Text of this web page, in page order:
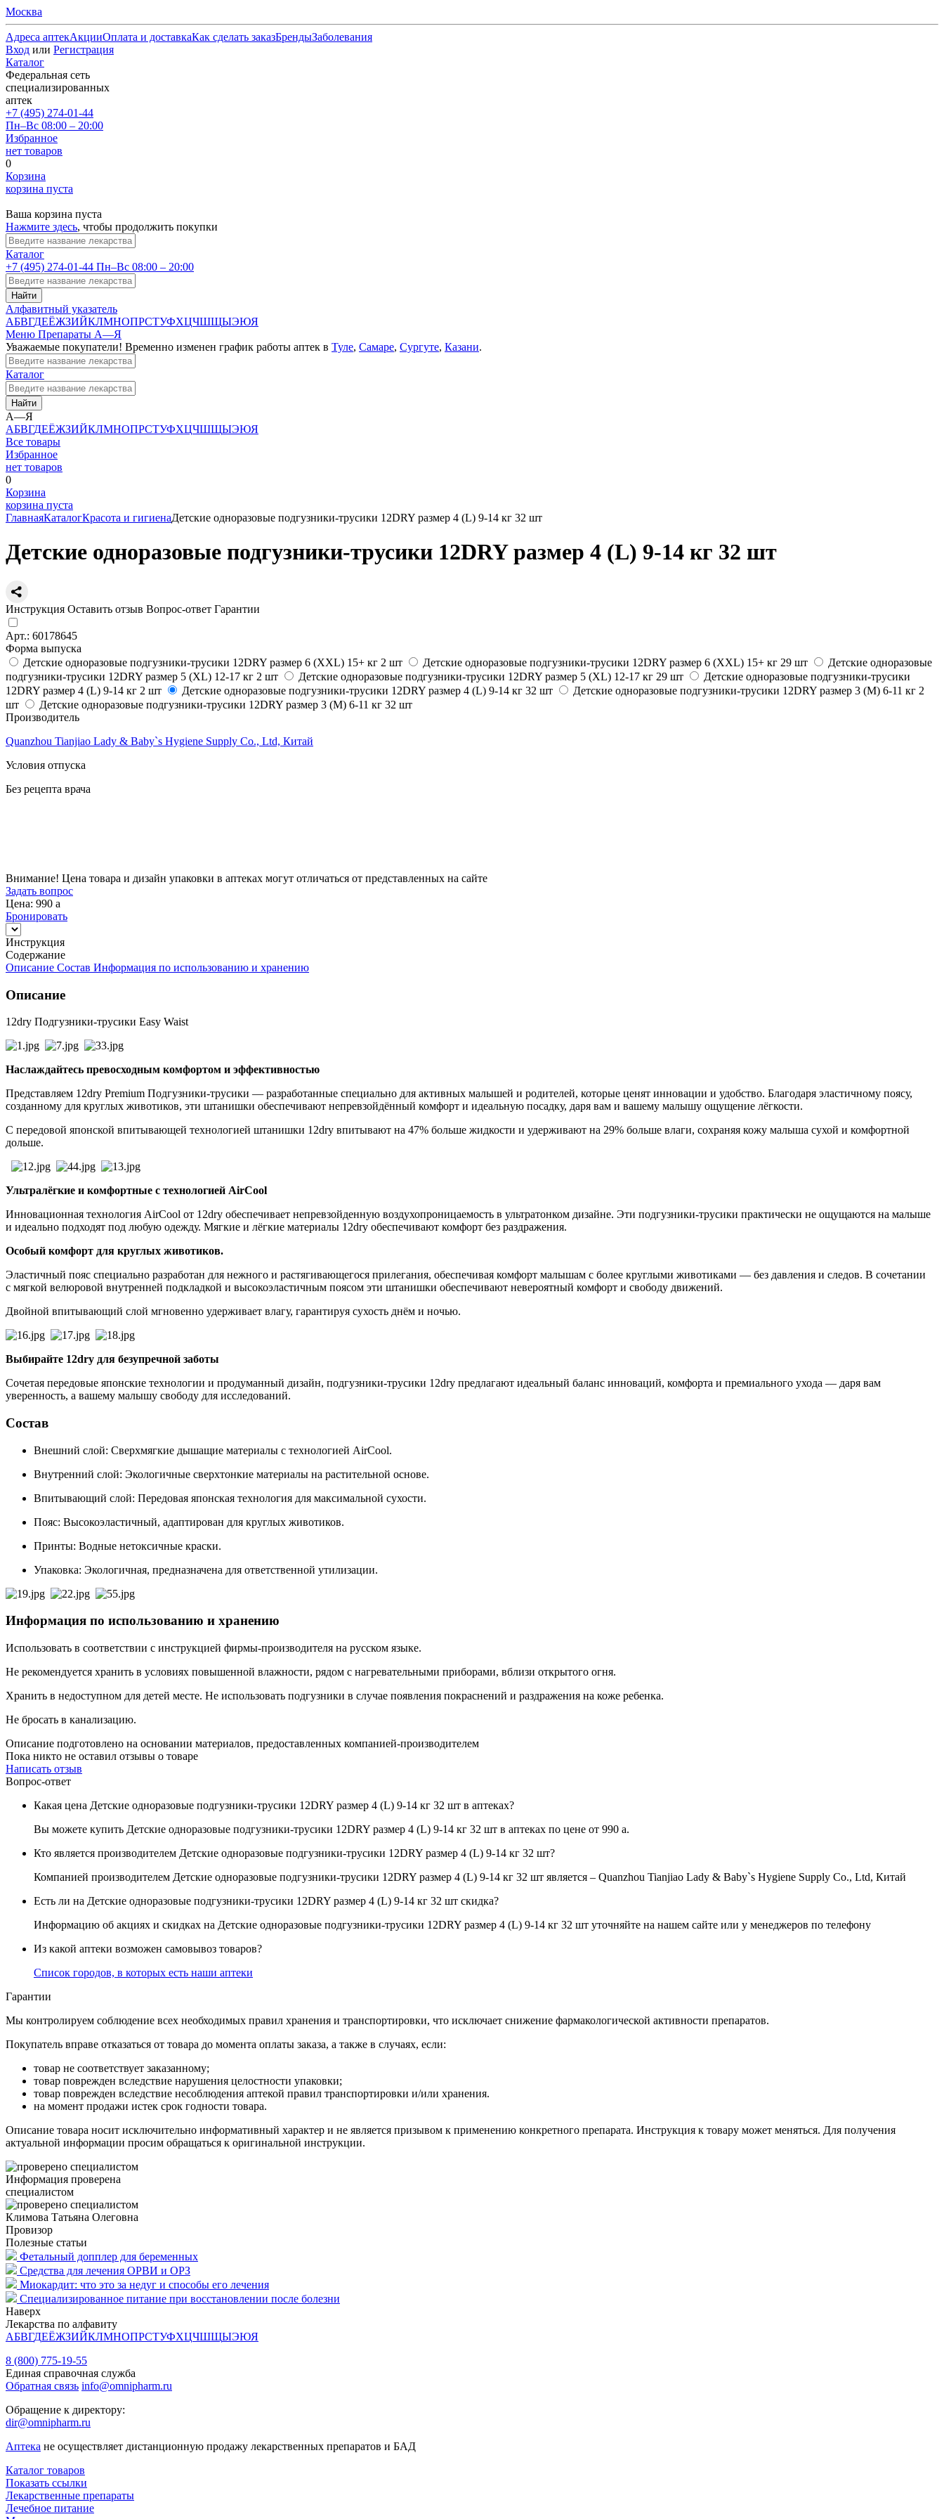
Москва
Адреса аптекАкцииОплата и доставкаКак сделать заказБрендыЗаболевания
Вход или Регистрация
Каталог
Федеральная сеть
специализированных
аптек
+7 (495) 274-01-44
Пн–Вс 08:00 – 20:00
Избранное
нет товаров
0
Корзина
корзина пуста
Ваша корзина пуста
Нажмите здесь, чтобы продолжить покупки
Каталог
+7 (495) 274-01-44 Пн–Вс 08:00 – 20:00
Найти
Алфавитный указатель
АБВГДЕЁЖЗИЙКЛМНОПРСТУФХЦЧШЩЫЭЮЯ
Меню Препараты А—Я
Уважаемые покупатели! Временно изменен график работы аптек в Туле, Самаре, Сургуте, Казани.
Каталог
Найти
А—Я
АБВГДЕЁЖЗИЙКЛМНОПРСТУФХЦЧШЩЫЭЮЯ
Все товары
Избранное
нет товаров
0
Корзина
корзина пуста
ГлавнаяКаталогКрасота и гигиенаДетские одноразовые подгузники-трусики 12DRY размер 4 (L) 9-14 кг 32 шт
Детские одноразовые подгузники-трусики 12DRY размер 4 (L) 9-14 кг 32 шт
Инструкция Оставить отзыв Вопрос-ответ Гарантии
Арт.: 60178645
Форма выпуска
Детские одноразовые подгузники-трусики 12DRY размер 6 (ХХL) 15+ кг 2 шт
Детские одноразовые подгузники-трусики 12DRY размер 6 (ХХL) 15+ кг 29 шт
Детские одноразовые
подгузники-трусики 12DRY размер 5 (ХL) 12-17 кг 2 шт
Детские одноразовые подгузники-трусики 12DRY размер 5 (ХL) 12-17 кг 29 шт
Детские одноразовые подгузники-трусики
12DRY размер 4 (L) 9-14 кг 2 шт
Детские одноразовые подгузники-трусики 12DRY размер 4 (L) 9-14 кг 32 шт
Детские одноразовые подгузники-трусики 12DRY размер 3 (M) 6-11 кг 2
шт
Детские одноразовые подгузники-трусики 12DRY размер 3 (M) 6-11 кг 32 шт
Производитель
Quanzhou Tianjiao Lady & Baby`s Hygiene Supply Co., Ltd, Китай
Условия отпуска
Без рецепта врача
Внимание! Цена товара и дизайн упаковки в аптеках могут отличаться от представленных на сайте
Задать вопрос
Цена: 990 a
Бронировать
Инструкция
Содержание
Описание Состав Информация по использованию и хранению
Описание
12dry Подгузники-трусики Easy Waist
Наслаждайтесь превосходным комфортом и эффективностью
Представляем 12dry Premium Подгузники-трусики — разработанные специально для активных малышей и родителей, которые ценят инновации и удобство. Благодаря эластичному поясу,
созданному для круглых животиков, эти штанишки обеспечивают непревзойдённый комфорт и идеальную посадку, даря вам и вашему малышу ощущение лёгкости.
С передовой японской впитывающей технологией штанишки 12dry впитывают на 47% больше жидкости и удерживают на 29% больше влаги, сохраняя кожу малыша сухой и комфортной
дольше.
Ультралёгкие и комфортные с технологией AirCool
Инновационная технология AirCool от 12dry обеспечивает непревзойденную воздухопроницаемость в ультратонком дизайне. Эти подгузники-трусики практически не ощущаются на малыше
и идеально подходят под любую одежду. Мягкие и лёгкие материалы 12dry обеспечивают комфорт без раздражения.
Особый комфорт для круглых животиков.
Эластичный пояс специально разработан для нежного и растягивающегося прилегания, обеспечивая комфорт малышам с более круглыми животиками — без давления и следов. В сочетании
с мягкой велюровой внутренней подкладкой и высокоэластичным поясом эти штанишки обеспечивают невероятный комфорт и свободу движений.
Двойной впитывающий слой мгновенно удерживает влагу, гарантируя сухость днём и ночью.
Выбирайте 12dry для безупречной заботы
Сочетая передовые японские технологии и продуманный дизайн, подгузники-трусики 12dry предлагают идеальный баланс инноваций, комфорта и премиального ухода — даря вам
уверенность, а вашему малышу свободу для исследований.
Состав
Внешний слой: Сверхмягкие дышащие материалы с технологией AirCool.
Внутренний слой: Экологичные сверхтонкие материалы на растительной основе.
Впитывающий слой: Передовая японская технология для максимальной сухости.
Пояс: Высокоэластичный, адаптирован для круглых животиков.
Принты: Водные нетоксичные краски.
Упаковка: Экологичная, предназначена для ответственной утилизации.
Информация по использованию и хранению
Использовать в соответствии с инструкцией фирмы-производителя на русском языке.
Не рекомендуется хранить в условиях повышенной влажности, рядом с нагревательными приборами, вблизи открытого огня.
Хранить в недоступном для детей месте. Не использовать подгузники в случае появления покраснений и раздражения на коже ребенка.
Не бросать в канализацию.
Описание подготовлено на основании материалов, предоставленных компанией-производителем
Пока никто не оставил отзывы о товаре
Написать отзыв
Вопрос-ответ
Какая цена Детские одноразовые подгузники-трусики 12DRY размер 4 (L) 9-14 кг 32 шт в аптеках?
Вы можете купить Детские одноразовые подгузники-трусики 12DRY размер 4 (L) 9-14 кг 32 шт в аптеках по цене от 990 a.
Кто является производителем Детские одноразовые подгузники-трусики 12DRY размер 4 (L) 9-14 кг 32 шт?
Компанией производителем Детские одноразовые подгузники-трусики 12DRY размер 4 (L) 9-14 кг 32 шт является – Quanzhou Tianjiao Lady & Baby`s Hygiene Supply Co., Ltd, Китай
Есть ли на Детские одноразовые подгузники-трусики 12DRY размер 4 (L) 9-14 кг 32 шт скидка?
Информацию об акциях и скидках на Детские одноразовые подгузники-трусики 12DRY размер 4 (L) 9-14 кг 32 шт уточняйте на нашем сайте или у менеджеров по телефону
Из какой аптеки возможен самовывоз товаров?
Список городов, в которых есть наши аптеки
Гарантии
Мы контролируем соблюдение всех необходимых правил хранения и транспортировки, что исключает снижение фармакологической активности препаратов.
Покупатель вправе отказаться от товара до момента оплаты заказа, а также в случаях, если:
товар не соответствует заказанному;
товар поврежден вследствие нарушения целостности упаковки;
товар поврежден вследствие несоблюдения аптекой правил транспортировки и/или хранения.
на момент продажи истек срок годности товара.
Описание товара носит исключительно информативный характер и не является призывом к применению конкретного препарата. Инструкция к товару может меняться. Для получения
актуальной информации просим обращаться к оригинальной инструкции.
Информация проверена
специалистом
Климова Татьяна Олеговна
Провизор
Полезные статьи
Фетальный допплер для беременных
Средства для лечения ОРВИ и ОРЗ
Миокардит: что это за недуг и способы его лечения
Специализированное питание при восстановлении после болезни
Наверх
Лекарства по алфавиту
АБВГДЕЁЖЗИЙКЛМНОПРСТУФХЦЧШЩЫЭЮЯ
8 (800) 775-19-55
Единая справочная служба
Обратная связь info@omnipharm.ru
Обращение к директору:
dir@omnipharm.ru
Аптека не осуществляет дистанционную продажу лекарственных препаратов и БАД
Каталог товаров
Показать ссылки
Лекарственные препараты
Лечебное питание